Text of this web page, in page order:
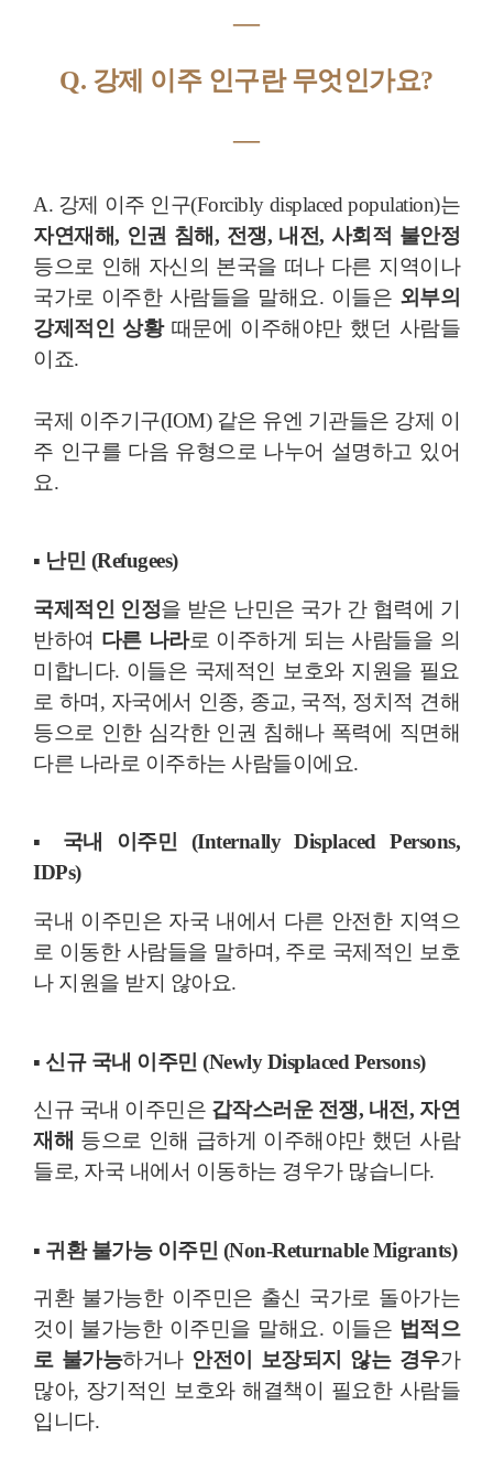
―
Q. 강제 이주 인구란 무엇인가요?
―
A. 강제 이주 인구(Forcibly displaced population)는
자연재해, 인권 침해, 전쟁, 내전, 사회적 불안정
등으로 인해 자신의 본국을 떠나 다른 지역이나
국가로 이주한 사람들을 말해요. 이들은 외부의
강제적인 상황때문에 이주해야만 했던 사람들
이죠.
국제 이주기구(IOM) 같은 유엔 기관들은 강제 이
주 인구를 다음 유형으로 나누어 설명하고 있어
요.
▪ 난민 (Refugees)
국제적인 인정을 받은 난민은 국가 간 협력에 기
반하여 다른 나라로 이주하게 되는 사람들을 의
미합니다. 이들은 국제적인 보호와 지원을 필요
로 하며, 자국에서 인종, 종교, 국적, 정치적 견해
등으로 인한 심각한 인권 침해나 폭력에 직면해
다른 나라로 이주하는 사람들이에요.
▪ 국내 이주민 (Internally Displaced Persons,
IDPs)
국내 이주민은 자국 내에서 다른 안전한 지역으
로 이동한 사람들을 말하며, 주로 국제적인 보호
나 지원을 받지 않아요.
▪ 신규 국내 이주민 (Newly Displaced Persons)
신규 국내 이주민은 갑작스러운 전쟁, 내전, 자연
재해 등으로 인해 급하게 이주해야만 했던 사람
들로, 자국 내에서 이동하는 경우가 많습니다.
▪ 귀환 불가능 이주민 (Non-Returnable Migrants)
귀환 불가능한 이주민은 출신 국가로 돌아가는
것이 불가능한 이주민을 말해요. 이들은 법적으
로 불가능하거나 안전이 보장되지 않는 경우가
많아, 장기적인 보호와 해결책이 필요한 사람들
입니다.